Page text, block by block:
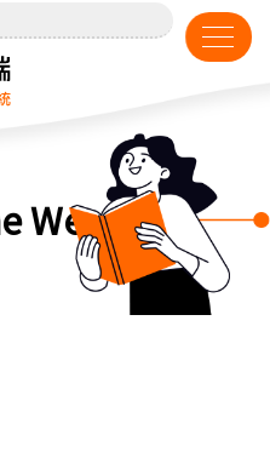
Weather